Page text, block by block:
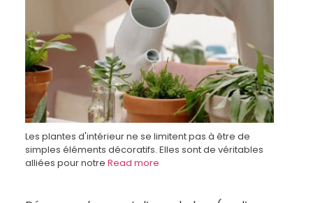
Les plantes d'intérieur ne se limitent pas à être de
simples éléments décoratifs. Elles sont de véritables
alliées pour notre Read more